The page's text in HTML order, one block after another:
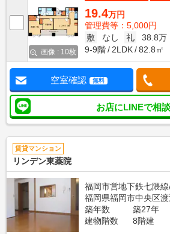
画像 : 10枚
19.4万円
管理費等：5,000円
敷
なし 礼
38.8万
9-9階
2LDK 82.8㎡
空室確認 無料
お店にLINEで相
賃貸マンション
リンデン東薬院
福岡市営地下鉄七隈
福岡県福岡市中央区渡
築年数
築27年
建物階数
8階建